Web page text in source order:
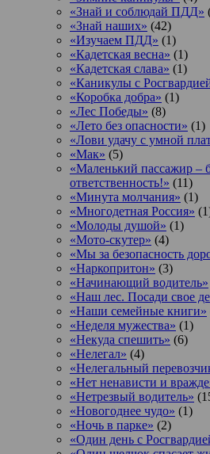
«Знай и соблюдай ПДД»
«Знай наших» (42)
«Изучаем ПДД» (1)
«Кадетская весна» (1)
«Кадетская слава» (1)
«Каникулы с
«Коробка добра» (1)
«Лес Победы» (8)
«Лето без опасности» (1)
«Лови удачу с умной
«Мак» (5)
«Маленький пассажир –
ответственность!» (11)
«Минута молчания» (1)
«Многодетная Россия»
«Молоды душой» (1)
«Мото-скутер» (4)
«Мы за безопасность
«Наркопритон» (3)
«Начинающий водитель»
«Наш лес. Посади свое
«Наши семейные книги»
«Неделя мужества» (1)
«Некуда спешить» (6)
«Нелегал» (4)
«Нелегальный
«Нет ненависти и
«Нетрезвый водитель»
«Новогоднее чудо» (1)
«Ночь в парке» (2)
«Один день с